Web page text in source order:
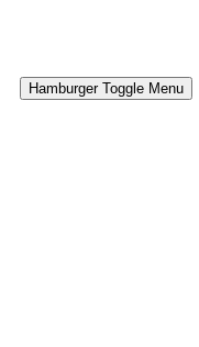
Hamburger Toggle Menu